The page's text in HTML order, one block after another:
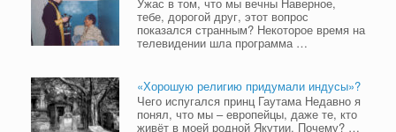
тебе, дорогой друг, этот вопрос
показался странным? Некоторое время на
телевидении шла программа …
«Хорошую религию придумали индусы»?
Чего испугался принц Гаутама Недавно я
понял, что мы – европейцы, даже те, кто
живёт в моей родной Якутии. Почему? …